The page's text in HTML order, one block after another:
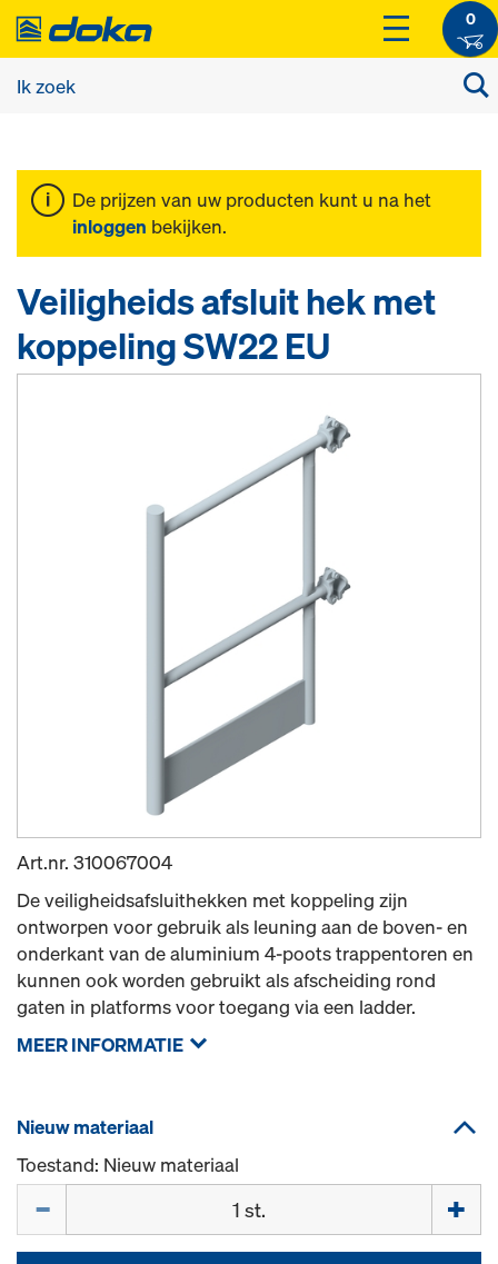
0
De prijzen van uw producten kunt u na het
inloggen bekijken.
Veiligheids afsluit hek met
koppeling SW22 EU
Art.nr. 310067004
De veiligheidsafsluithekken met koppeling zijn
ontworpen voor gebruik als leuning aan de boven- en
onderkant van de aluminium 4-poots trappentoren en
kunnen ook worden gebruikt als afscheiding rond
gaten in platforms voor toegang via een ladder.
MEER INFORMATIE
Nieuw materiaal
Toestand: Nieuw materiaal